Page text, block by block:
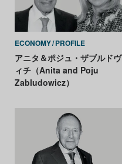
ECONOMY PROFILE
アニタ＆ポジュ・ザブルドヴ
ィチ（Anita and Poju
Zabludowicz）